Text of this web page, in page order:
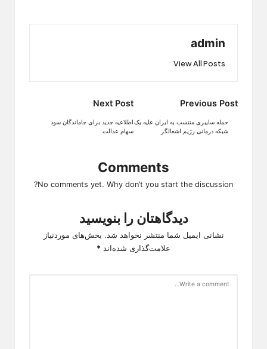
admin
View All Posts
Post
navigation
Previous Post
حمله سایبری منتسب به ایران علیه یک
شبکه درمانی رژیم اشغالگر
Next Post
اطلاعیه جدید برای جاماندگان سود
سهام عدالت
Comments
No comments yet. Why don’t you start the discussion?
دیدگاهتان را بنویسید
نشانی ایمیل شما منتشر نخواهد شد. بخش‌های موردنیاز
علامت‌گذاری شده‌اند *